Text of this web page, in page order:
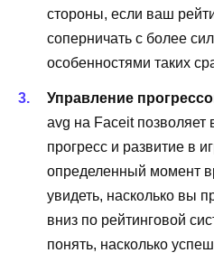
стороны, если ваш
соперничать с более
особенностями таких
Управление
avg на Faceit позволяет
прогресс и развитие в
определенный момент
увидеть, насколько вы
вниз по рейтинговой
понять, насколько